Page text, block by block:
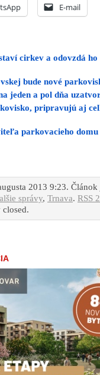
E-mail
cirkev a odovzdá ho
bude nové
jeden a pol dňa
pripravujú aj
parkovacieho domu
2013 9:23. Článok
správy, Trnava. RSS
closed.